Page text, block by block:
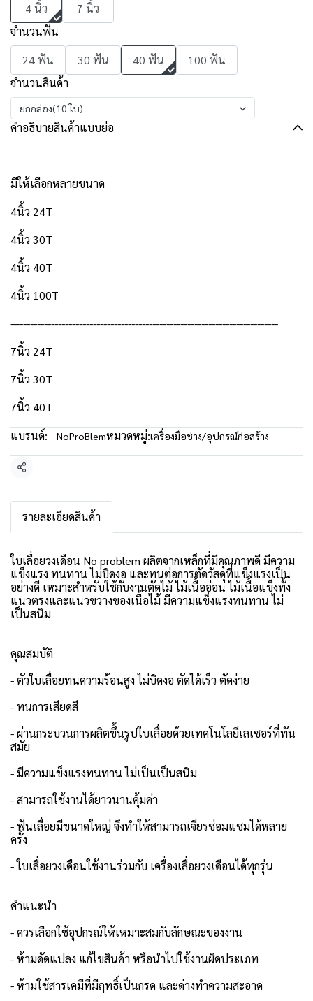
4 นิ้ว
7 นิ้ว
จำนวนฟัน
24 ฟัน
30 ฟัน 40 ฟัน
100 ฟัน
จำนวนสินค้า
ยกกล่อง(10 ใบ)
คำอธิบายสินค้าแบบย่อ
มีให้เลือกหลายขนาด
4นิ้ว 24T
4นิ้ว 30T
4นิ้ว 40T
4นิ้ว 100T
—--------------------------------------------------------------------------
7นิ้ว 24T
7นิ้ว 30T
7นิ้ว 40T
แบรนด์:
NoProBlemหมวดหมู่:เครื่องมือช่าง/อุปกรณ์ก่อสร้าง
แชร์
รายละเอียดสินค้า
ใบเลื่อยวงเดือน No problem ผลิตจากเหล็กที่มีคุณภาพดี มีความ
แข็งแรง ทนทาน ไม่บิดงอ และทนต่อการตัดวัสดุที่แข็งแรงเป็น
อย่างดี เหมาะสำหรับใช้กับงานตัดไม้ ไม้เนื้ออ่อน ไม้เนื้อแข็งทั้ง
แนวตรงและแนวขวางของเนื้อไม้ มีความแข็งแรงทนทาน ไม่
เป็นสนิม
คุณสมบัติ
- ตัวใบเลื่อยทนความร้อนสูง ไม่บิดงอ ตัดได้เร็ว ตัดง่าย
- ทนการเสียดสี
- ผ่านกระบวนการผลิตขึ้นรูปใบเลื่อยด้วยเทคโนโลยีเลเซอร์ที่ทัน
สมัย
- มีความแข็งแรงทนทาน ไม่เป็นเป็นสนิม
- สามารถใช้งานได้ยาวนานคุ้มค่า
- ฟันเลื่อยมีขนาดใหญ่ จึงทำให้สามารถเจียรซ่อมแซมได้หลาย
ครั้ง
- ใบเลื่อยวงเดือนใช้งานร่วมกับ เครื่องเลื่อยวงเดือนได้ทุกรุ่น
คำแนะนำ
- ควรเลือกใช้อุปกรณ์ให้เหมาะสมกับลักษณะของงาน
- ห้ามดัดแปลง แก้ไขสินค้า หรือนำไปใช้งานผิดประเภท
- ห้ามใช้สารเคมีที่มีฤทธิ์เป็นกรด และด่างทำความสะอาด